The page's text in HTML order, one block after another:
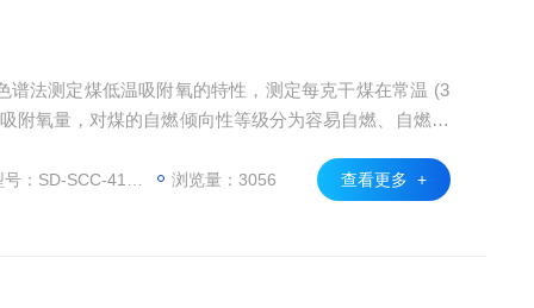
谱法测定煤低温吸附氧的特性，测定每克干煤在常温 (3
附氧量，对煤的自燃倾向性等级分为容易自燃、自燃和
：SD-SCC-4175 浏览量：3056 查看更多 +